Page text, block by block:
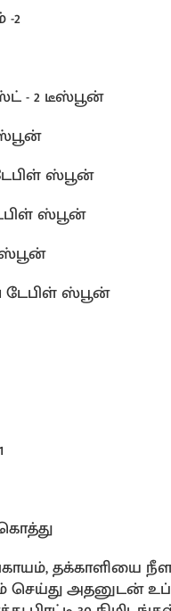
2
- 2 டீஸ்பூன்
ஸ்பூன்
ஸ்பூன்
டேபிள் ஸ்பூன்
தக்காளியை
செய்து அதனுடன்